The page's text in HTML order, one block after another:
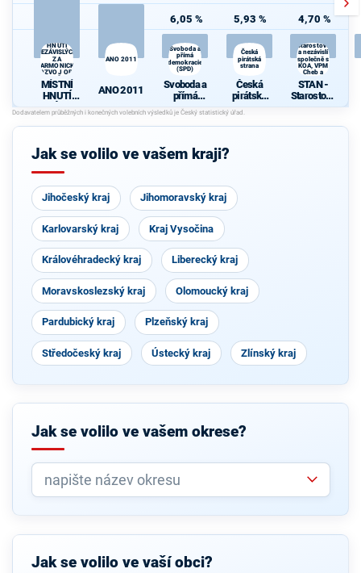
HNUTÍ
NEZÁVISLÝCH
ZA
HARMONICKÝ
ROZVOJ OBCÍ
A MĚST
MÍSTNÍ
HNUTÍ
NEZÁVISL
ÝCH ZA
HARMONI
ROZVOJ
MĚST
ANO 2011
ANO 2011
6,05 %
Svoboda a
přímá
demokracie
(SPD)
Svoboda a
přímá
demokraci
e (SPD)
5,93 %
Česká
pirátská
strana
Česká
pirátská
strana
4,70 %
Starostové
a nezávislí
společně s
KOA, VPM
Cheb a
STAN -
Starostové
a nezávislí
KOA, VPM
Jak se volilo ve vašem kraji?
Jihočeský kraj Jihomoravský kraj
Karlovarský kraj Kraj Vysočina
Královéhradecký kraj Liberecký kraj
Moravskoslezský kraj Olomoucký kraj
Pardubický kraj Plzeňský kraj
Středočeský kraj Ústecký kraj Zlínský kraj
Jak se volilo ve vašem okrese?
Jak se volilo ve vaší obci?